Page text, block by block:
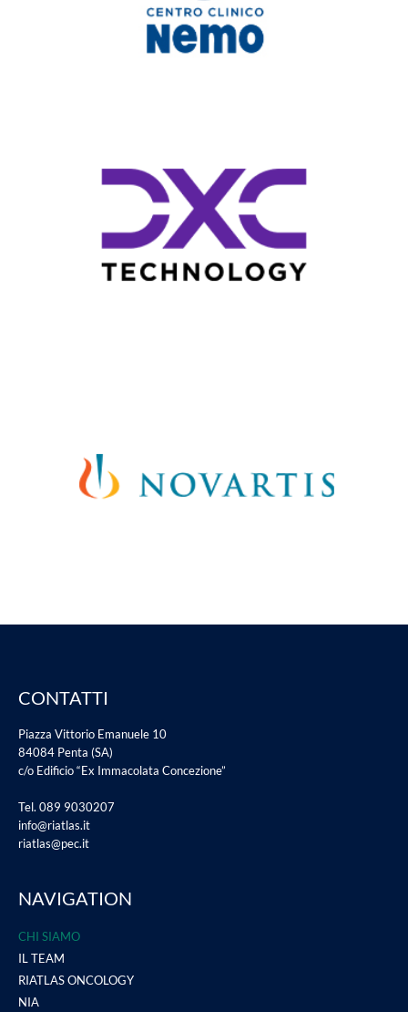
CONTATTI
Piazza Vittorio Emanuele 10
84084 Penta (SA)
c/o Edificio “Ex Immacolata Concezione”
Tel. 089 9030207
info@riatlas.it
riatlas@pec.it
NAVIGATION
CHI SIAMO
IL TEAM
RIATLAS ONCOLOGY
NIA